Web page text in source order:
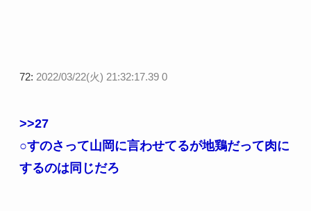
72: 2022/03/22(火) 21:32:17.39 0
>>27
○すのさって山岡に言わせてるが地鶏だって肉に
するのは同じだろ